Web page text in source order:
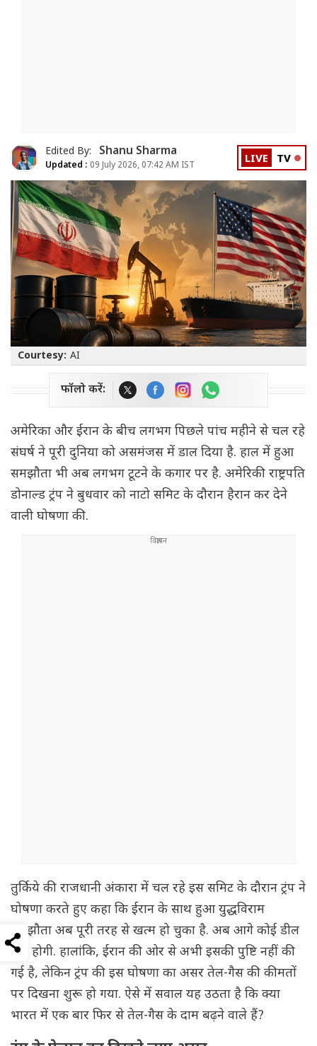
Edited By: Shanu Sharma
Updated : 09 July 2026, 07:42 AM IST LIVE TV
Courtesy: AI
फॉलो करें:
अमेरिका और ईरान के बीच लगभग पिछले पांच महीने से चल रहे
संघर्ष ने पूरी दुनिया को असमंजस में डाल दिया है. हाल में हुआ
समझौता भी अब लगभग टूटने के कगार पर है. अमेरिकी राष्ट्रपति
डोनाल्ड ट्रंप ने बुधवार को नाटो समिट के दौरान हैरान कर देने
वाली घोषणा की.
तुर्किये की राजधानी अंकारा में चल रहे इस समिट के दौरान ट्रंप ने
घोषणा करते हुए कहा कि ईरान के साथ हुआ युद्धविराम
समझौता अब पूरी तरह से खत्म हो चुका है. अब आगे कोई डील
नहीं होगी. हालांकि, ईरान की ओर से अभी इसकी पुष्टि नहीं की
गई है, लेकिन ट्रंप की इस घोषणा का असर तेल-गैस की कीमतों
पर दिखना शुरू हो गया. ऐसे में सवाल यह उठता है कि क्या
भारत में एक बार फिर से तेल-गैस के दाम बढ़ने वाले हैं?